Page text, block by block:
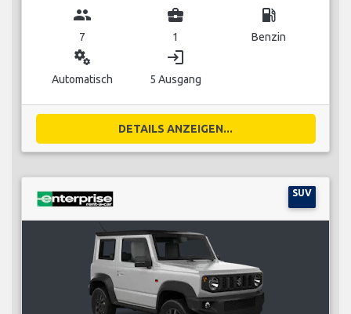
group
7
business_center
1
local_gas_station
Benzin
miscellaneous_services
Automatisch
login
5 Ausgang
DETAILS ANZEIGEN...
SUV